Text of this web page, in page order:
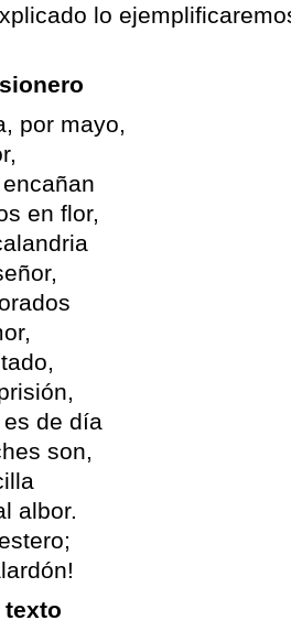
lo
por mayo,
en flor,
de día
son,
albor.
texto